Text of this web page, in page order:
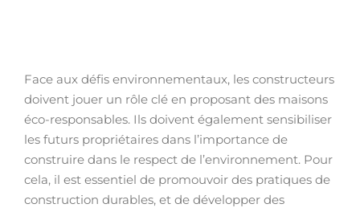
Face aux défis environnementaux, les constructeurs
doivent jouer un rôle clé en proposant des maisons
éco-responsables. Ils doivent également sensibiliser
les futurs propriétaires dans l’importance de
construire dans le respect de l’environnement. Pour
cela, il est essentiel de promouvoir des pratiques de
construction durables, et de développer des